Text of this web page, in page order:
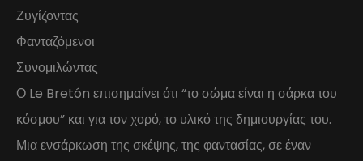
Ζυγίζοντας
Φανταζόμενοι
Συνομιλώντας
Ο Le Bretón επισημαίνει ότι “το σώμα είναι η σάρκα του
κόσμου” και για τον χορό, το υλικό της δημιουργίας του.
Μια ενσάρκωση της σκέψης, της φαντασίας, σε έναν